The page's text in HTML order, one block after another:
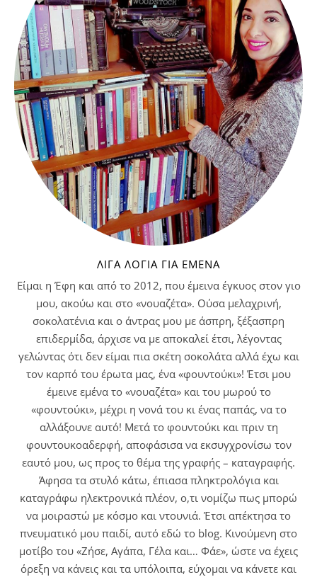
ΛΊΓΑ ΛΌΓΙΑ ΓΙΑ ΕΜΈΝΑ
Είμαι η Έφη και από το 2012, που έμεινα έγκυος στον γιο
μου, ακούω και στο «νουαζέτα». Ούσα μελαχρινή,
σοκολατένια και ο άντρας μου με άσπρη, ξέξασπρη
επιδερμίδα, άρχισε να με αποκαλεί έτσι, λέγοντας
γελώντας ότι δεν είμαι πια σκέτη σοκολάτα αλλά έχω και
τον καρπό του έρωτα μας, ένα «φουντούκι»! Έτσι μου
έμεινε εμένα το «νουαζέτα» και του μωρού το
«φουντούκι», μέχρι η νονά του κι ένας παπάς, να το
αλλάξουνε αυτό! Μετά το φουντούκι και πριν τη
φουντουκοαδερφή, αποφάσισα να εκσυγχρονίσω τον
εαυτό μου, ως προς το θέμα της γραφής – καταγραφής.
Άφησα τα στυλό κάτω, έπιασα πληκτρολόγια και
καταγράφω ηλεκτρονικά πλέον, ο,τι νομίζω πως μπορώ
να μοιραστώ με κόσμο και ντουνιά. Έτσι απέκτησα το
πνευματικό μου παιδί, αυτό εδώ το blog. Κινούμενη στο
μοτίβο του «Ζήσε, Αγάπα, Γέλα και… Φάε», ώστε να έχεις
όρεξη να κάνεις και τα υπόλοιπα, εύχομαι να κάνετε και